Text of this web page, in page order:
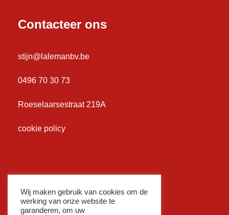
Contacteer ons
stijn@lalemanbv.be
0496 70 30 73
Roeselaarsestraat 219A
cookie policy
Wij maken gebruik van cookies om de
werking van onze website te
garanderen, om uw